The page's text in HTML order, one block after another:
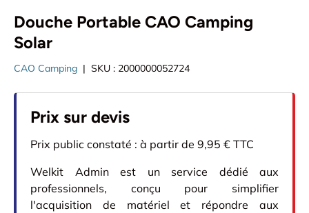
Douche Portable CAO Camping
Solar
CAO Camping | SKU : 2000000052724
Prix sur devis
Prix public constaté : à partir de 9,95 € TTC
Welkit Admin est un service dédié aux
professionnels, conçu pour simplifier
l'acquisition de matériel et répondre aux